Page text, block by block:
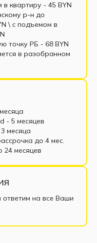
блоком
местом
квартиру - 45 BYN
р-н до
\ c подъемом в
точку РБ - 68 BYN
в разобранном
- 5 месяцев
месяца
до 4 мес.
24 месяцев
ответим на все Ваши